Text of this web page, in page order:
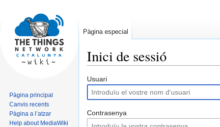
Inici de sessió
Jump
to
navigation
Jump
to
search
Usuari
Contrasenya
Pàgina especial
Pàgina principal
Canvis recents
Pàgina a l’atzar
Help about MediaWiki